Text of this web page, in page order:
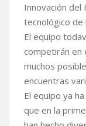
Innovación del
tecnológico de
El equipo
competirán en
muchos
encuentras
El equipo ya
que en la